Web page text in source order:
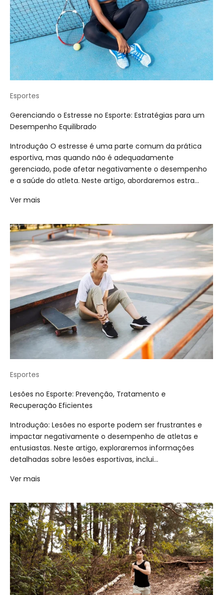
Esportes
Gerenciando o Estresse no Esporte: Estratégias para um
Desempenho Equilibrado
Introdução O estresse é uma parte comum da prática
esportiva, mas quando não é adequadamente
gerenciado, pode afetar negativamente o desempenho
e a saúde do atleta. Neste artigo, abordaremos estra...
Ver mais
Esportes
Lesões no Esporte: Prevenção, Tratamento e
Recuperação Eficientes
Introdução: Lesões no esporte podem ser frustrantes e
impactar negativamente o desempenho de atletas e
entusiastas. Neste artigo, exploraremos informações
detalhadas sobre lesões esportivas, inclui...
Ver mais